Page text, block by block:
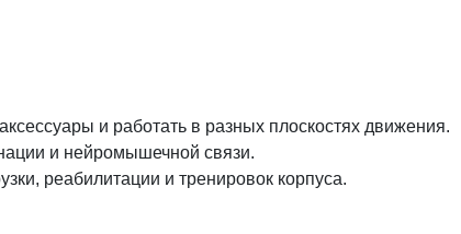
и работать в разных плоскостях движения.
и нейромышечной связи.
реабилитации и тренировок корпуса.